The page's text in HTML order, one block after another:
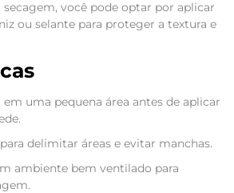
secagem, você pode optar por aplicar
ou selante para proteger a textura e
em uma pequena área antes de aplicar
delimitar áreas e evitar manchas.
ambiente bem ventilado para